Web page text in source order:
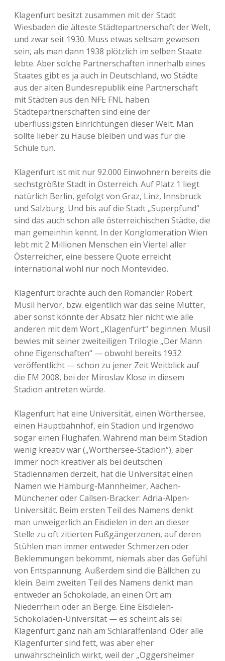
Klagenfurt besitzt zusammen mit der Stadt
Wiesbaden die älteste Städtepartnerschaft der Welt,
und zwar seit 1930. Muss etwas seltsam gewesen
sein, als man dann 1938 plötzlich im selben Staate
lebte. Aber solche Partnerschaften innerhalb eines
Staates gibt es ja auch in Deutschland, wo Städte
aus der alten Bundesrepublik eine Partnerschaft
mit Städten aus den NFL FNL haben.
Städtepartnerschaften sind eine der
überflüssigsten Einrichtungen dieser Welt. Man
sollte lieber zu Hause bleiben und was für die
Schule tun.
Klagenfurt ist mit nur 92.000 Einwohnern bereits die
sechstgrößte Stadt in Österreich. Auf Platz 1 liegt
natürlich Berlin, gefolgt von Graz, Linz, Innsbruck
und Salzburg. Und bis auf die Stadt „Superpfund“
sind das auch schon alle österreichischen Städte, die
man gemeinhin kennt. In der Konglomeration Wien
lebt mit 2 Millionen Menschen ein Viertel aller
Österreicher, eine bessere Quote erreicht
international wohl nur noch Montevideo.
Klagenfurt brachte auch den Romancier Robert
Musil hervor, bzw. eigentlich war das seine Mutter,
aber sonst könnte der Absatz hier nicht wie alle
anderen mit dem Wort „Klagenfurt“ beginnen. Musil
bewies mit seiner zweiteiligen Trilogie „Der Mann
ohne Eigenschaften“ — obwohl bereits 1932
veröffentlicht — schon zu jener Zeit Weitblick auf
die EM 2008, bei der Miroslav Klose in diesem
Stadion antreten würde.
Klagenfurt hat eine Universität, einen Wörthersee,
einen Hauptbahnhof, ein Stadion und irgendwo
sogar einen Flughafen. Während man beim Stadion
wenig kreativ war („Wörthersee-Stadion“), aber
immer noch kreativer als bei deutschen
Stadiennamen derzeit, hat die Universität einen
Namen wie Hamburg-Mannheimer, Aachen-
Münchener oder Callsen-Bracker: Adria-Alpen-
Universität. Beim ersten Teil des Namens denkt
man unweigerlich an Eisdielen in den an dieser
Stelle zu oft zitierten Fußgängerzonen, auf deren
Stühlen man immer entweder Schmerzen oder
Beklemmungen bekommt, niemals aber das Gefühl
von Entspannung. Außerdem sind die Bällchen zu
klein. Beim zweiten Teil des Namens denkt man
entweder an Schokolade, an einen Ort am
Niederrhein oder an Berge. Eine Eisdielen-
Schokoladen-Universität — es scheint als sei
Klagenfurt ganz nah am Schlaraffenland. Oder alle
Klagenfurter sind fett, was aber eher
unwahrscheinlich wirkt, weil der „Oggersheimer